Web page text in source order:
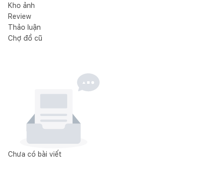
Kho ảnh
Review
Thảo luận
Chợ đồ cũ
Chưa có bài viết